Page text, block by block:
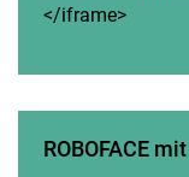
</iframe>
ROBOFACE